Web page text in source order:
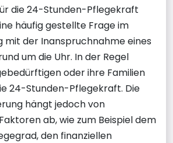
die 24-Stunden-Pflegekraft
häufig gestellte Frage im
mit der Inanspruchnahme eines
um die Uhr. In der Regel
oder ihre Familien
24-Stunden-Pflegekraft. Die
hängt jedoch von
ab, wie zum Beispiel dem
den finanziellen